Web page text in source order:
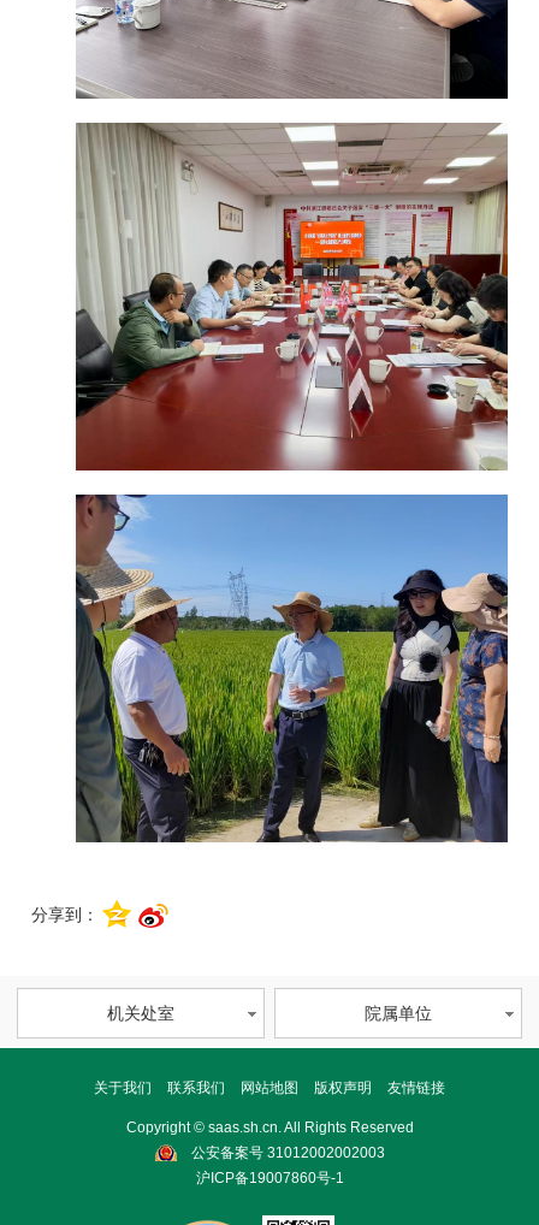
分享到：
机关处室 院属单位
关于我们 联系我们 网站地图 版权声明 友情链接
Copyright © saas.sh.cn. All Rights Reserved
公安备案号 31012002002003
沪ICP备19007860号-1